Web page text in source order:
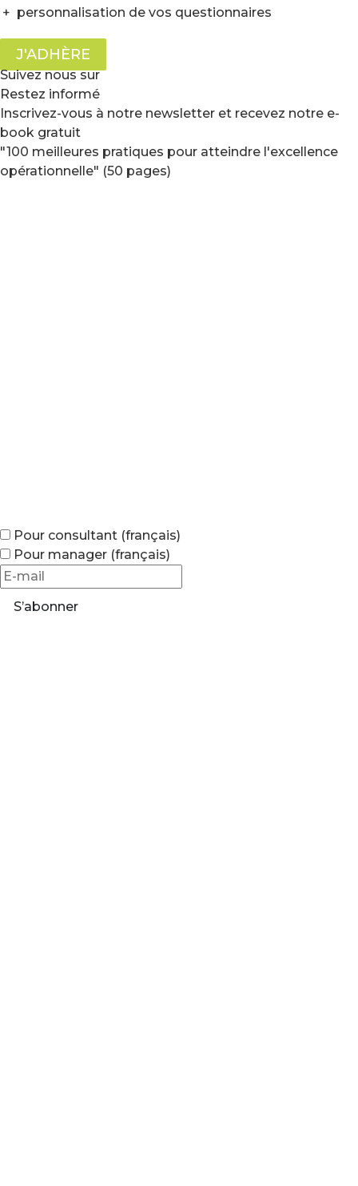
+ personnalisation de vos questionnaires
J'ADHÈRE
Suivez nous sur
Restez informé
Inscrivez-vous à notre newsletter et recevez notre e-
book gratuit
"100 meilleures pratiques pour atteindre l'excellence
opérationnelle" (50 pages)
Pour consultant (français)
Pour manager (français)